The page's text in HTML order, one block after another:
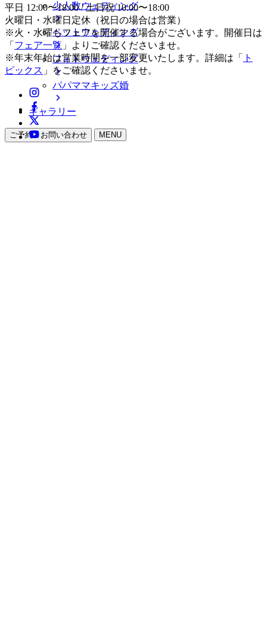
少人数ウェディング
ペットウェディング
フォトウェディング
パパママキッズ婚
ギャラリー
ご予約・お問い合わせ MENU
平日 12:00〜18:00 / 土日祝 10:00〜18:00
火曜日・水曜日定休（祝日の場合は営業）
※火・水曜もフェアを開催する場合がございます。開催日は
「 フェア一覧 」よりご確認くださいませ。
※年末年始は営業時間を一部変更いたします。詳細は「
ト
ピックス 」をご確認くださいませ。